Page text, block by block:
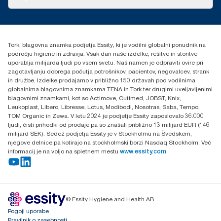
Essity Hungary Kft. Professional Hygiene
Budakeszi út 51.
Tork, blagovna znamka podjetja Essity, ki je vodilni globalni ponudnik na
področju higiene in zdravja. Vsak dan naše izdelke, rešitve in storitve
uporablja milijarda ljudi po vsem svetu. Naš namen je odpraviti ovire pri
zagotavljanju dobrega počutja potrošnikov, pacientov, negovalcev, strank
in družbe. Izdelke prodajamo v približno 150 državah pod vodilnima
globalnima blagovnima znamkama TENA in Tork ter drugimi uveljavljenimi
blagovnimi znamkami, kot so Actimove, Cutimed, JOBST, Knix,
Leukoplast, Libero, Libresse, Lotus, Modibodi, Nosotras, Saba, Tempo,
TOM Organic in Zewa. V letu 2024 je podjetje Essity zaposlovalo 36.000
ljudi, čisti prihodki od prodaje pa so znašali približno 13 milijard EUR (146
milijard SEK). Sedež podjetja Essity je v Stockholmu na Švedskem,
njegove delnice pa kotirajo na stockholmski borzi Nasdaq Stockholm. Več
informacij je na voljo na spletnem mestu www.essity.com
© Essity Hygiene and Health AB
Pogoji uporabe